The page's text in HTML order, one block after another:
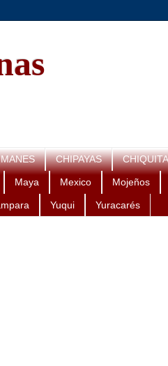
CHIPAYAS
Maya Mexico Mojeños
Yuqui Yuracarés